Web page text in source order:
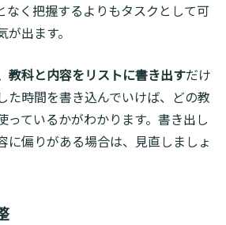
なく把握するよりもタスクとして可
出ます。
教科と内容をリストに書き出すだけ
た時間を書き込んでいけば、どの教
っているかがわかります。書き出し
に偏りがある場合は、見直しましょ